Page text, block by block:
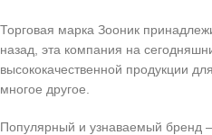
Торговая марка Зооник
назад, эта компания на
высококачественной продукции
многое другое.
Популярный и узнаваемый бренд